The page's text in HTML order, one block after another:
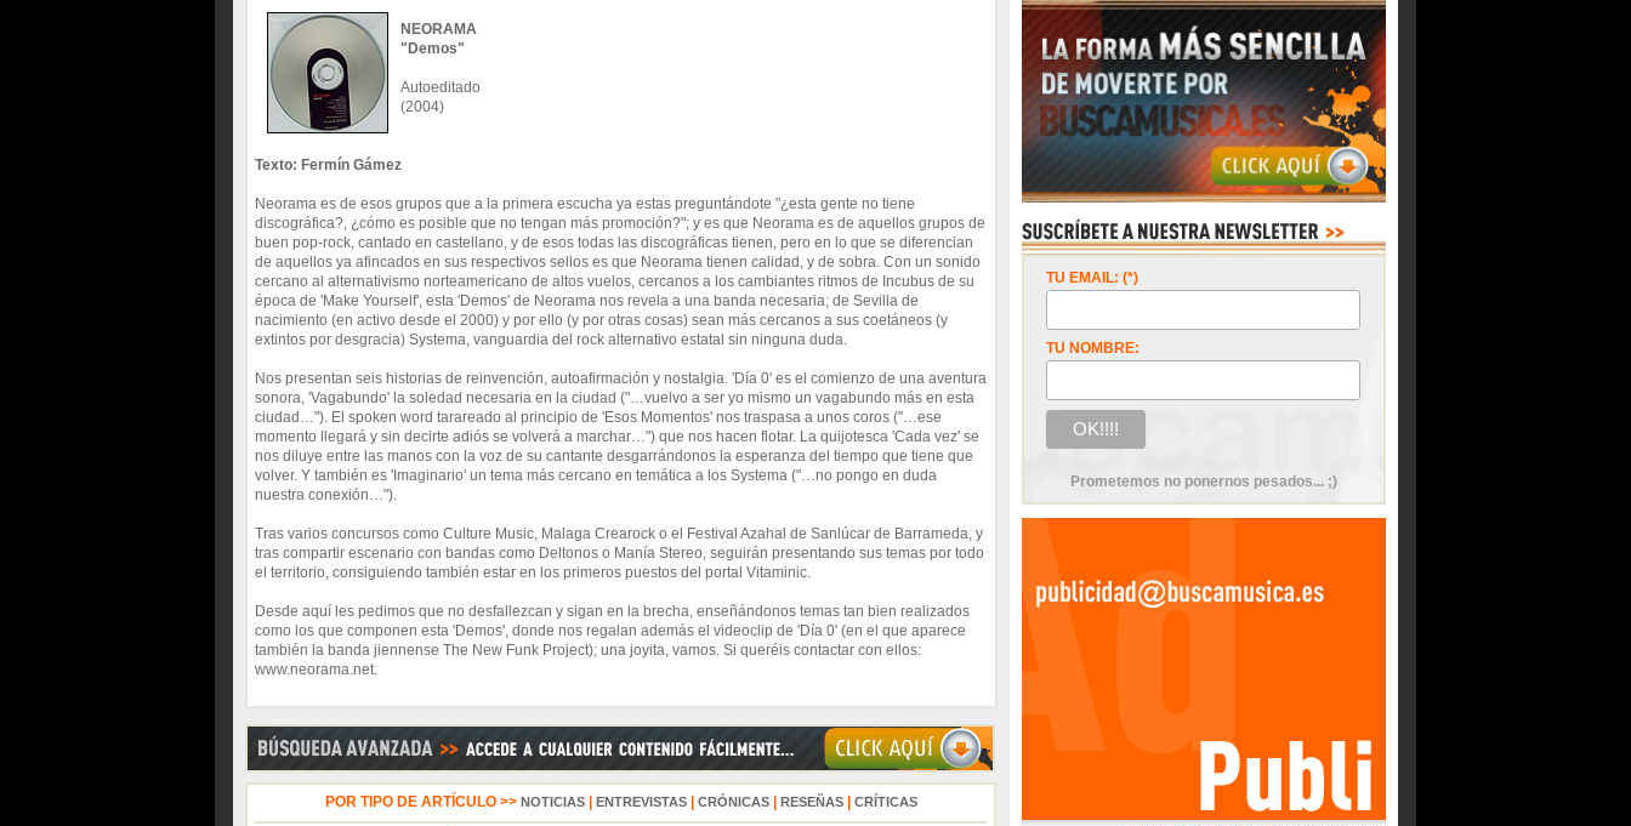
NEORAMA
"Demos"
Autoeditado
(2004)
Texto: Fermín Gámez
Neorama es de esos grupos que a la primera escucha ya estas preguntándote "¿esta gente no tiene
discográfica?, ¿cómo es posible que no tengan más promoción?"; y es que Neorama es de aquellos grupos de
buen pop-rock, cantado en castellano, y de esos todas las discográficas tienen, pero en lo que se diferencian
de aquellos ya afincados en sus respectivos sellos es que Neorama tienen calidad, y de sobra. Con un sonido
cercano al alternativismo norteamericano de altos vuelos, cercanos a los cambiantes ritmos de Incubus de su
época de 'Make Yourself', esta 'Demos' de Neorama nos revela a una banda necesaria; de Sevilla de
nacimiento (en activo desde el 2000) y por ello (y por otras cosas) sean más cercanos a sus coetáneos (y
extintos por desgracia) Systema, vanguardia del rock alternativo estatal sin ninguna duda.
Nos presentan seis historias de reinvención, autoafirmación y nostalgia. 'Día 0' es el comienzo de una aventura
sonora, 'Vagabundo' la soledad necesaria en la ciudad ("…vuelvo a ser yo mismo un vagabundo más en esta
ciudad…"). El spoken word tarareado al principio de 'Esos Momentos' nos traspasa a unos coros ("…ese
momento llegará y sin decirte adiós se volverá a marchar…") que nos hacen flotar. La quijotesca 'Cada vez' se
nos diluye entre las manos con la voz de su cantante desgarrándonos la esperanza del tiempo que tiene que
volver. Y también es 'Imaginario' un tema más cercano en temática a los Systema ("…no pongo en duda
nuestra conexión…").
Tras varios concursos como Culture Music, Malaga Crearock o el Festival Azahal de Sanlúcar de Barrameda, y
tras compartir escenario con bandas como Deltonos o Manía Stereo, seguirán presentando sus temas por todo
el territorio, consiguiendo también estar en los primeros puestos del portal Vitaminic.
Desde aquí les pedimos que no desfallezcan y sigan en la brecha, enseñándonos temas tan bien realizados
como los que componen esta 'Demos', donde nos regalan además el videoclip de 'Día 0' (en el que aparece
también la banda jiennense The New Funk Project); una joyita, vamos. Si queréis contactar con ellos:
www.neorama.net.
POR TIPO DE ARTÍCULO >> NOTICIAS| ENTREVISTAS| CRÓNICAS| RESEÑAS| CRÍTICAS
TU EMAIL: (*)
TU NOMBRE:
Prometemos no ponernos pesados... ;)